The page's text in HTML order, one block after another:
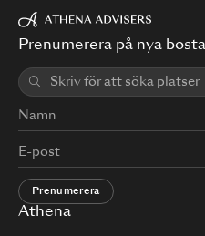
Athena
Prenumerera på nya
Prenumerera